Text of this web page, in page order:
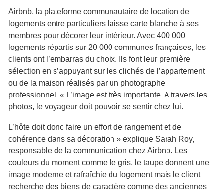
Airbnb, la plateforme communautaire de location de
logements entre particuliers laisse carte blanche à ses
membres pour décorer leur intérieur. Avec 400 000
logements répartis sur 20 000 communes françaises, les
clients ont l’embarras du choix. Ils font leur première
sélection en s’appuyant sur les clichés de l’appartement
ou de la maison réalisés par un photographe
professionnel. « L’image est très importante. A travers les
photos, le voyageur doit pouvoir se sentir chez lui.
L’hôte doit donc faire un effort de rangement et de
cohérence dans sa décoration » explique Sarah Roy,
responsable de la communication chez Airbnb. Les
couleurs du moment comme le gris, le taupe donnent une
image moderne et rafraîchie du logement mais le client
recherche des biens de caractère comme des anciennes